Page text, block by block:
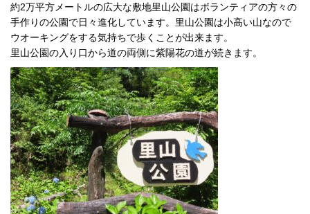
約2万平方メートルの広大な敷地里山公園はボランティアの方々の
手作りの公園で日々進化しています。里山公園は小高い山なので
ウオーキングをする気持ちで歩くことが出来ます。
里山公園の入り口から道の両側に紫陽花の道が続きます。